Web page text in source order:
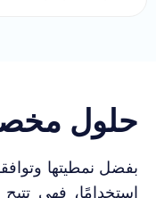
حلول
بفضل نمطيتها
استخدامًا، فهي